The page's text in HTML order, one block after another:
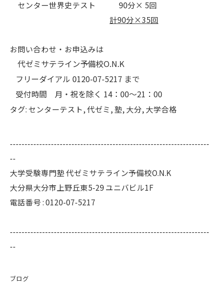
センター世界史テスト 90分× 5回
計90分×35回
お問い合わせ・お申込みは
代ゼミサテライン予備校O.N.K
フリーダイアル 0120-07-5217 まで
受付時間 月・祝を除く 14：00～21：00
タグ: センターテスト,代ゼミ,塾, 大分, 大学合格
--------------------------------------------------------------------
--
大学受験専門塾 代ゼミサテライン予備校O.N.K
大分県大分市上野丘東5-29 ユニバビル1F
電話番号 : 0120-07-5217
--------------------------------------------------------------------
--
ブログ